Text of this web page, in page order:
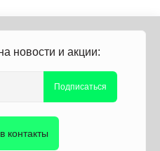
новости и акции:
Подписаться
контакты